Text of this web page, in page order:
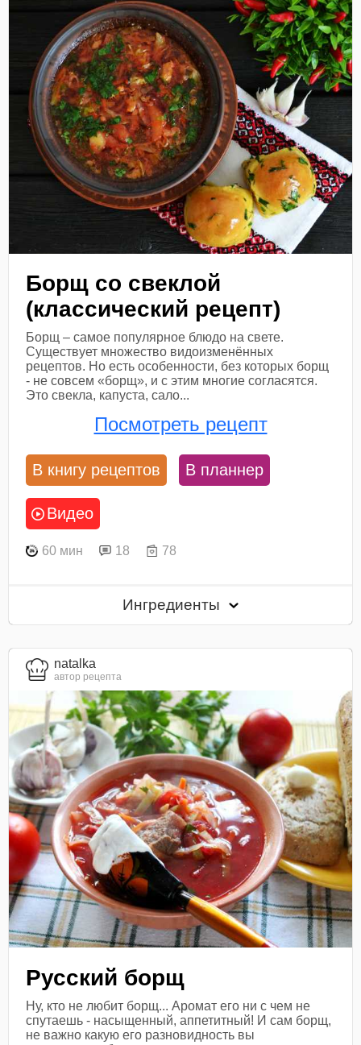
Борщ со свеклой
(классический рецепт)
Борщ – самое популярное блюдо на свете.
Существует множество видоизменённых
рецептов. Но есть особенности, без которых борщ
- не совсем «борщ», и с этим многие согласятся.
Это свекла, капуста, сало...
Посмотреть рецепт
В книгу рецептов В планнер
Видео
60 мин 18 78
Ингредиенты
natalka
автор рецепта
Русский борщ
Ну, кто не любит борщ... Аромат его ни с чем не
спутаешь - насыщенный, аппетитный! И сам борщ,
не важно какую его разновидность вы